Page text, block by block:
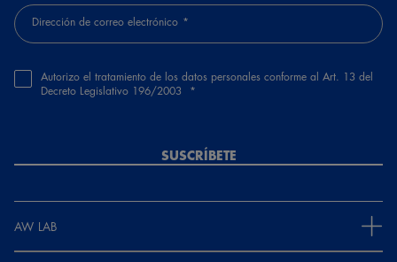
Dirección de correo electrónico
Autorizo el tratamiento de los datos personales conforme al Art. 13 del
Decreto Legislativo 196/2003
SUSCRÍBETE
AW LAB